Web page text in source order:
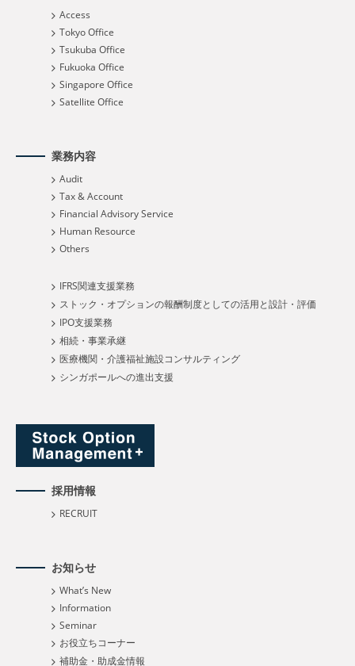
Access
Tokyo Office
Tsukuba Office
Fukuoka Office
Singapore Office
Satellite Office
業務内容
Audit
Tax & Account
Financial Advisory Service
Human Resource
Others
IFRS関連支援業務
ストック・オプションの報酬制度としての活用と設計・評価
IPO支援業務
相続・事業承継
医療機関・介護福祉施設コンサルティング
シンガポールへの進出支援
採用情報
RECRUIT
お知らせ
What’s New
Information
Seminar
お役立ちコーナー
補助金・助成金情報